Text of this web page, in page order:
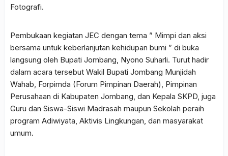
Fotografi.
Pembukaan kegiatan JEC dengan tema ” Mimpi dan aksi
bersama untuk keberlanjutan kehidupan bumi ” di buka
langsung oleh Bupati Jombang, Nyono Suharli. Turut hadir
dalam acara tersebut Wakil Bupati Jombang Munjidah
Wahab, Forpimda (Forum Pimpinan Daerah), Pimpinan
Perusahaan di Kabupaten Jombang, dan Kepala SKPD, juga
Guru dan Siswa-Siswi Madrasah maupun Sekolah peraih
program Adiwiyata, Aktivis Lingkungan, dan masyarakat
umum.